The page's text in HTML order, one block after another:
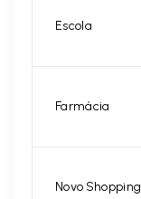
Escola
Farmácia
Novo Shopping